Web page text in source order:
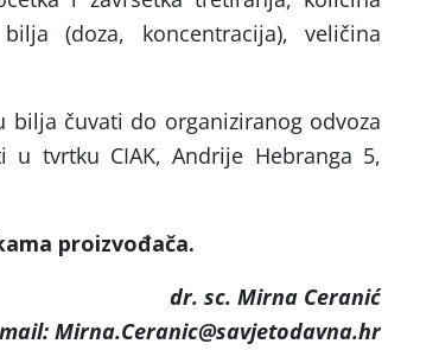
(doza, koncentracija), veličina
bilja čuvati do organiziranog odvoza
tvrtku CIAK, Andrije Hebranga 5,
proizvođača.
dr. sc. Mirna Ceranić
Mirna.Ceranic@savjetodavna.hr